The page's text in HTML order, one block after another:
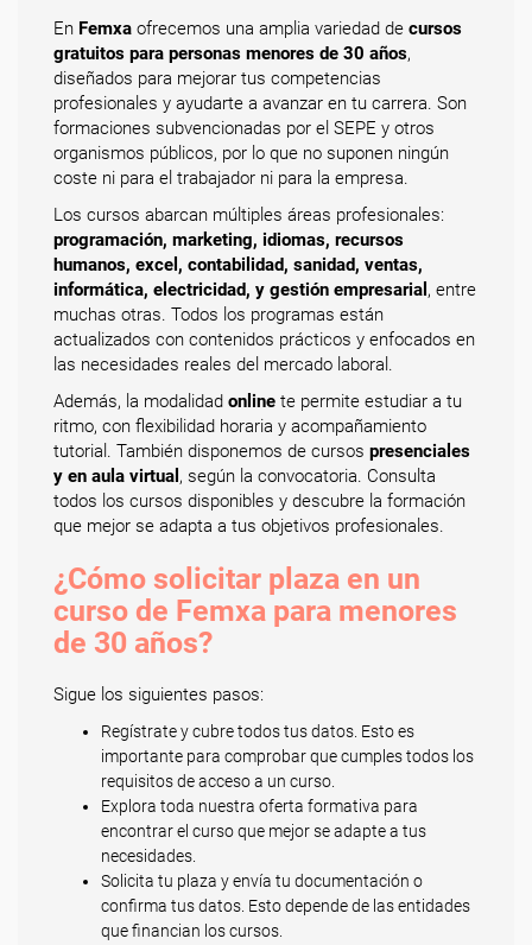
En Femxa ofrecemos una amplia variedad de cursos
gratuitos para personas menores de 30 años,
diseñados para mejorar tus competencias
profesionales y ayudarte a avanzar en tu carrera. Son
formaciones subvencionadas por el SEPE y otros
organismos públicos, por lo que no suponen ningún
coste ni para el trabajador ni para la empresa.
Los cursos abarcan múltiples áreas profesionales:
programación, marketing, idiomas, recursos
humanos, excel, contabilidad, sanidad, ventas,
informática, electricidad, y gestión empresarial , entre
muchas otras. Todos los programas están
actualizados con contenidos prácticos y enfocados en
las necesidades reales del mercado laboral.
Además, la modalidad online te permite estudiar a tu
ritmo, con flexibilidad horaria y acompañamiento
tutorial. También disponemos de cursos presenciales
y en aula virtual , según la convocatoria. Consulta
todos los cursos disponibles y descubre la formación
que mejor se adapta a tus objetivos profesionales.
¿Cómo solicitar plaza en un
curso de Femxa para menores
de 30 años?
Sigue los siguientes pasos:
Regístrate y cubre todos tus datos. Esto es
importante para comprobar que cumples todos los
requisitos de acceso a un curso.
Explora toda nuestra oferta formativa para
encontrar el curso que mejor se adapte a tus
necesidades.
Solicita tu plaza y envía tu documentación o
confirma tus datos. Esto depende de las entidades
que financian los cursos.